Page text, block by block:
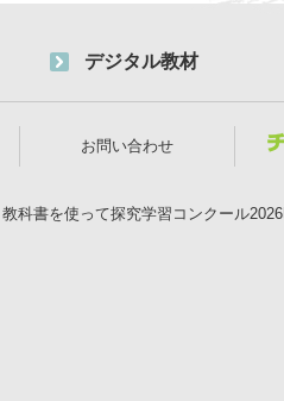
デジタル教材
お問い合わせ
教科書を使って探究学習コンクール2026